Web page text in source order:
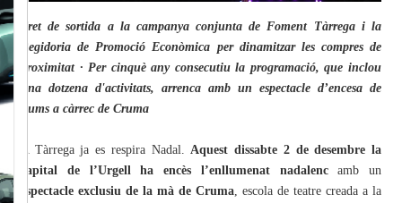
Tret de sortida a la campanya conjunta de Foment Tàrrega i la
Regidoria de Promoció Econòmica per dinamitzar les compres de
proximitat · Per cinquè any consecutiu la programació, que inclou
una dotzena d'activitats, arrenca amb un espectacle d’encesa de
llums a càrrec de Cruma
A Tàrrega ja es respira Nadal. Aquest dissabte 2 de desembre la
capital de l’Urgell ha encès l’enllumenat nadalencamb un
espectacle exclusiu de la mà de Cruma , escola de teatre creada a la